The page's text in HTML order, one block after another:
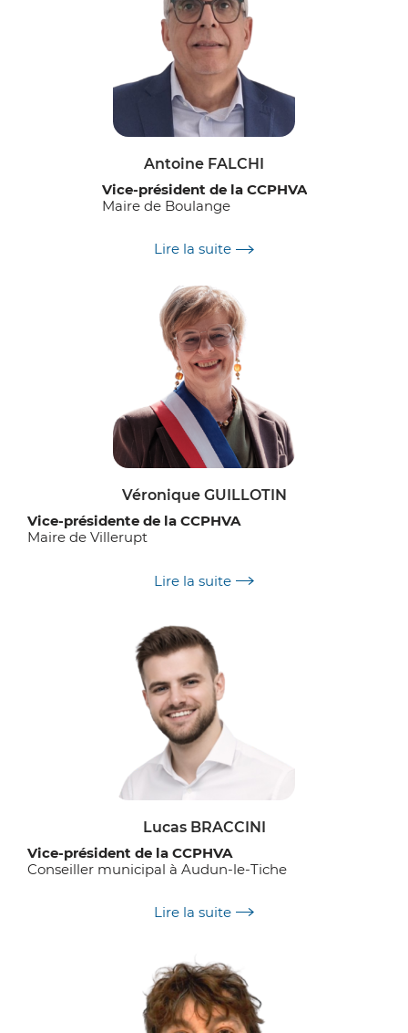
Antoine FALCHI
Vice-président de la CCPHVA
Maire de Boulange
Finances
Lire la suite
Véronique GUILLOTIN
Vice-présidente de la CCPHVA
Maire de Villerupt
Diplomatie territoriale dans les espaces
Développement économique
Lire la suite
Lucas BRACCINI
Vice-président de la CCPHVA
Conseiller municipal à Audun-le-Tiche
Lire la suite